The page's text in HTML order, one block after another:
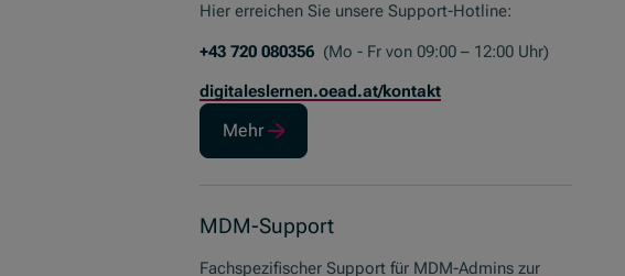
Hier erreichen Sie unsere Support-Hotline:
+43 720 080356 (Mo - Fr von 09:00 – 12:00 Uhr)
digitaleslernen.oead.at/kontakt
Mehr
MDM-Support
Fachspezifischer Supportfür MDM-Admins zur